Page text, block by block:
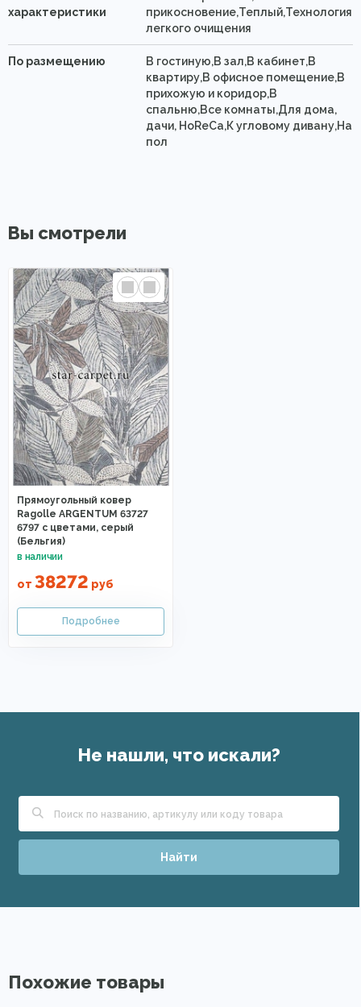
характеристики
прикосновение,Теплый,Технология
легкого очищения
По размещению
В гостиную,В зал,В кабинет,В
квартиру,В офисное помещение,В
прихожую и коридор,В
спальню,Все комнаты,Для дома,
дачи, HoReCa,К угловому дивану,На
пол
Вы смотрели
Прямоугольный ковер
Ragolle ARGENTUM 63727
6797 с цветами, серый
(Бельгия)
от 38272 руб
Не нашли, что искали?
Найти
Похожие товары